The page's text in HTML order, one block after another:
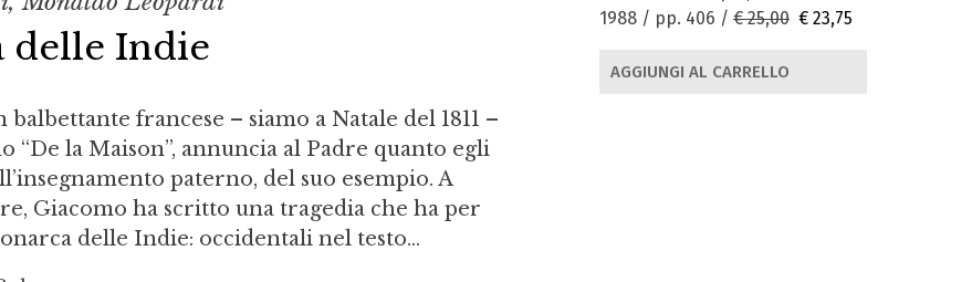
delle Indie
francese – siamo a Natale del 1811 –
“De la Maison”, annuncia al Padre quanto egli
paterno, del suo esempio. A
Giacomo ha scritto una tragedia che ha per
delle Indie: occidentali nel testo...
1988 / pp. 406 / € 25,00 € 23,75
AGGIUNGI AL CARRELLO